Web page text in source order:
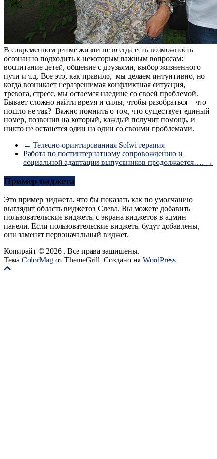
В современном ритме жизни не всегда есть возможность
осознанно подходить к некоторым важным вопросам:
воспитание детей, общение с друзьями, выбор жизненного
пути и т.д. Все это, как правило, мы делаем интуитивно, но
когда возникает неразрешимая конфликтная ситуация,
тревога, стресс, мы остаемся наедине со своей проблемой.
Бывает сложно найти время и силы, чтобы разобраться – что
пошло не так? Важно помнить о том, что существует единый
номер, позвонив на который, каждый получит помощь, и
никто не останется один на один со своими проблемами.
← Телесно-оринтированная Solwi терапия
Работа по постинтернатному сопровождению и
социальной адаптации выпускников продолжается…. →
Пример виджета
Это пример виджета, что бы показать как по умолчанию
выглядит область виджетов Слева. Вы можете добавить
пользовательские виджеты с экрана виджетов в админ
панели. Если пользовательские виджеты будут добавлены,
они заменят первоначальный виджет.
Копирайт © 2026 . Все права защищены.
Тема ColorMag от ThemeGrill. Создано на WordPress.